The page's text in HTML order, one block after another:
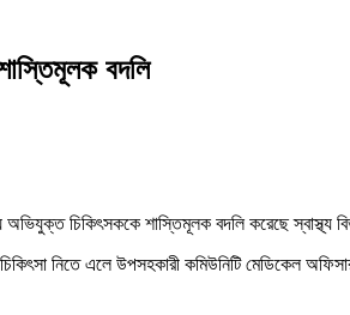
বদলি
চিকিৎসককে শাস্তিমূলক বদলি করেছে স্বাস্থ্য
নিতে এলে উপসহকারী কমিউনিটি মেডিকেল